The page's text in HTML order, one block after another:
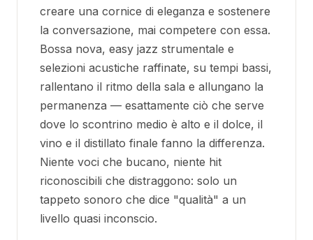
creare una cornice di eleganza e sostenere
la conversazione, mai competere con essa.
Bossa nova, easy jazz strumentale e
selezioni acustiche raffinate, su tempi bassi,
rallentano il ritmo della sala e allungano la
permanenza — esattamente ciò che serve
dove lo scontrino medio è alto e il dolce, il
vino e il distillato finale fanno la differenza.
Niente voci che bucano, niente hit
riconoscibili che distraggono: solo un
tappeto sonoro che dice "qualità" a un
livello quasi inconscio.